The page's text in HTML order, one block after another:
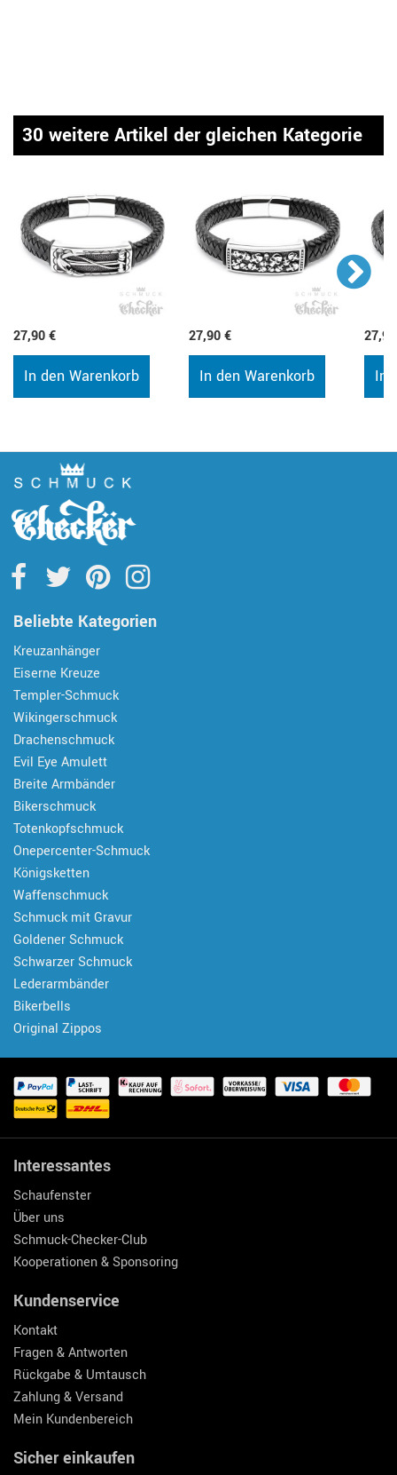
30 weitere Artikel der gleichen Kategorie
27,90 €
In den Warenkorb
27,90 €
In den Warenkorb In
Beliebte Kategorien
Kreuzanhänger
Eiserne Kreuze
Templer-Schmuck
Wikingerschmuck
Drachenschmuck
Evil Eye Amulett
Breite Armbänder
Bikerschmuck
Totenkopfschmuck
Onepercenter-Schmuck
Königsketten
Waffenschmuck
Schmuck mit Gravur
Goldener Schmuck
Schwarzer Schmuck
Lederarmbänder
Bikerbells
Original Zippos
Interessantes
Schaufenster
Über uns
Schmuck-Checker-Club
Kooperationen & Sponsoring
Kundenservice
Kontakt
Fragen & Antworten
Rückgabe & Umtausch
Zahlung & Versand
Mein Kundenbereich
Sicher einkaufen